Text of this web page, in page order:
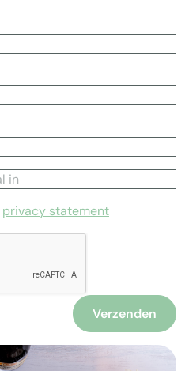
privacy statement
Verzenden